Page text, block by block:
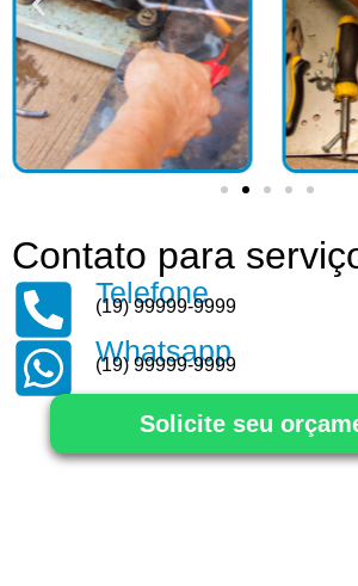
Contato para
Telefone
(19) 99999-9999
Whatsapp
(19) 99999-9999
Solicite seu